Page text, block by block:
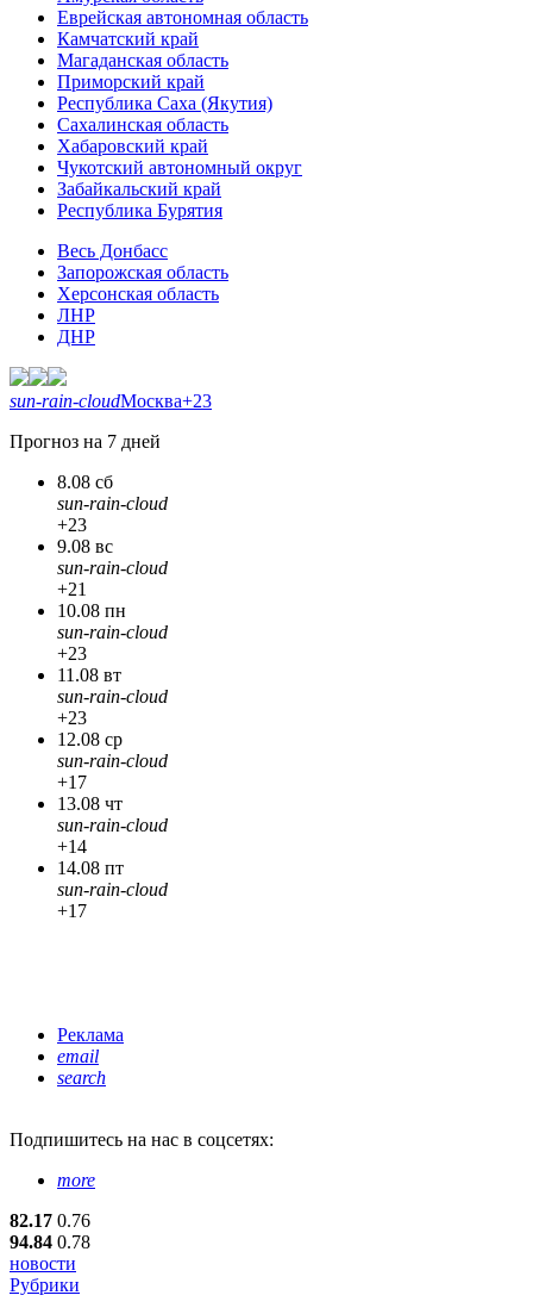
Еврейская автономная область
Камчатский край
Магаданская область
Приморский край
Республика Саха (Якутия)
Сахалинская область
Хабаровский край
Чукотский автономный округ
Забайкальский край
Республика Бурятия
Весь Донбасс
Запорожская область
Херсонская область
ЛНР
ДНР
sun-rain-cloudМосква+23
Прогноз на 7 дней
8.08 сб
sun-rain-cloud
+23
9.08 вс
sun-rain-cloud
+21
10.08 пн
sun-rain-cloud
+23
11.08 вт
sun-rain-cloud
+23
12.08 ср
sun-rain-cloud
+17
13.08 чт
sun-rain-cloud
+14
14.08 пт
sun-rain-cloud
+17
Реклама
email
search
Подпишитесь на нас в соцсетях:
more
82.17 0.76
94.84 0.78
новости
Рубрики